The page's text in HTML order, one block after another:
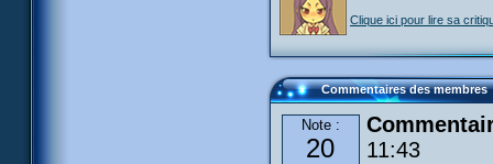
Clique ici pour lire sa
Commentaires des membres
Note :
20
11:43